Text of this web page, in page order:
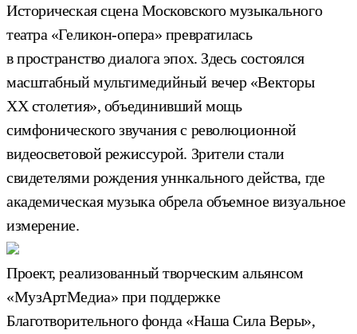
Историческая сцена Московского музыкального
театра «Геликон-опера» превратилась
в пространство диалога эпох. Здесь состоялся
масштабный мультимедийный вечер «Векторы
XX столетия», объединивший мощь
симфонического звучания с революционной
видеосветовой режиссурой. Зрители стали
свидетелями рождения уннкального действа, где
академическая музыка обрела объемное визуальное
измерение.
Проект, реализованный творческим альянсом
«МузАртМедиа» при поддержке
Благотворительного фонда «Наша Сила Веры»,